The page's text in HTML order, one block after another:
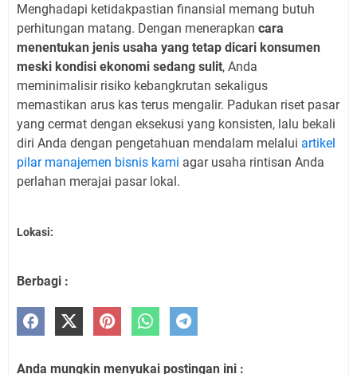
Menghadapi ketidakpastian finansial memang butuh
perhitungan matang. Dengan menerapkan cara
menentukan jenis usaha yang tetap dicari konsumen
meski kondisi ekonomi sedang sulit, Anda
meminimalisir risiko kebangkrutan sekaligus
memastikan arus kas terus mengalir. Padukan riset pasar
yang cermat dengan eksekusi yang konsisten, lalu bekali
diri Anda dengan pengetahuan mendalam melalui artikel
pilar manajemen bisnis kami agar usaha rintisan Anda
perlahan merajai pasar lokal.
Lokasi:
Berbagi :
Anda mungkin menyukai postingan ini :